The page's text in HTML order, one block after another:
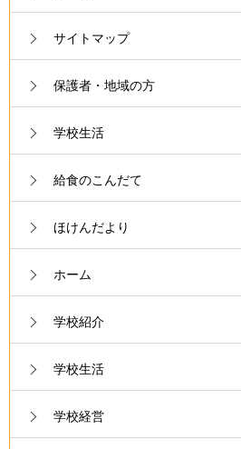
サイトマップ
保護者・地域の方
学校生活
給食のこんだて
ほけんだより
ホーム
学校紹介
学校生活
学校経営